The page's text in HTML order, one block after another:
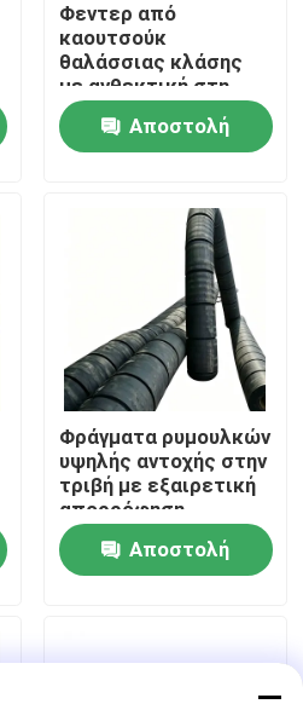
αποβαθρών
κιγκλίδωμα
Φεντερ από
καουτσούκ
θαλάσσιας κλάσης
με ανθεκτική στη
διάβρωση και υψηλή
ανθεκτική στην
υγρασία για
Αποστολή
Φράγματα ρυμουλκών
υψηλής αντοχής στην
τριβή με εξαιρετική
απορρόφηση
κραδασμών και
αντοχή στις καιρικές
συνθήκες
Αποστολή